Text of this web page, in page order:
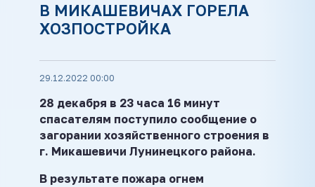
В МИКАШЕВИЧАХ ГОРЕЛА
ХОЗПОСТРОЙКА
29.12.2022 00:00
28 декабря в 23 часа 16 минут
спасателям поступило сообщение о
загорании хозяйственного строения в
г. Микашевичи Лунинецкого района.
В результате пожара огнем